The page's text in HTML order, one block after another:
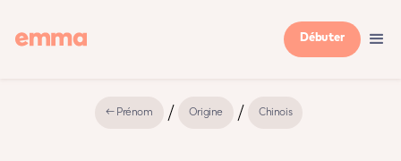
Débuter
← Prénom Origine Chinois